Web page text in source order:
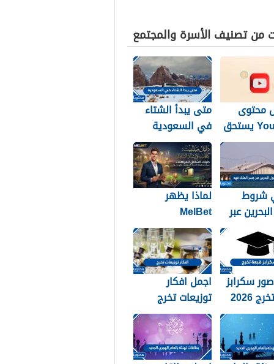
من تصنيف الأسرة والمجتمع
محتوى
YouTube يستحق
بالطريقة
متى يبدأ الشتاء
في السعودية
1448
شروط
عبر
فهد
لماذا يظهر
MelBet
Guidebook في
نتائج البحث أكثر
من صفحات كثيرة؟
سكرابز
2026
اجمل افكار
توزيعات تخرج
2026 بالصور